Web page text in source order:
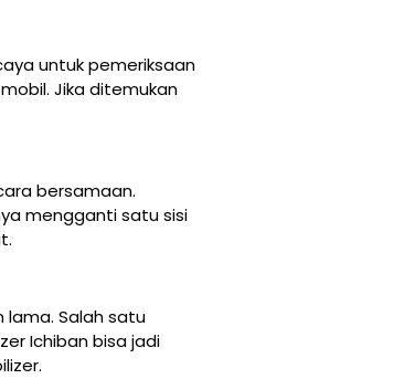
untuk pemeriksaan
Jika ditemukan
bersamaan.
mengganti satu sisi
lama. Salah satu
Ichiban bisa jadi